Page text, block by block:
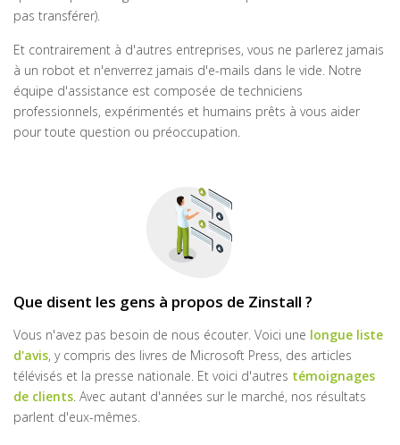
pas transférer).
Et contrairement à d'autres entreprises, vous ne parlerez jamais
à un robot et n'enverrez jamais d'e-mails dans le vide. Notre
équipe d'assistance est composée de techniciens
professionnels, expérimentés et humains prêts à vous aider
pour toute question ou préoccupation.
Que disent les gens à propos de Zinstall ?
Vous n'avez pas besoin de nous écouter. Voici une longue liste
d'avis, y compris des livres de Microsoft Press, des articles
télévisés et la presse nationale. Et voici d'autres témoignages
de clients . Avec autant d'années sur le marché, nos résultats
parlent d'eux-mêmes.